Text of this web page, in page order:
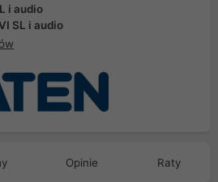
i audio
SL i audio
Opinie Raty